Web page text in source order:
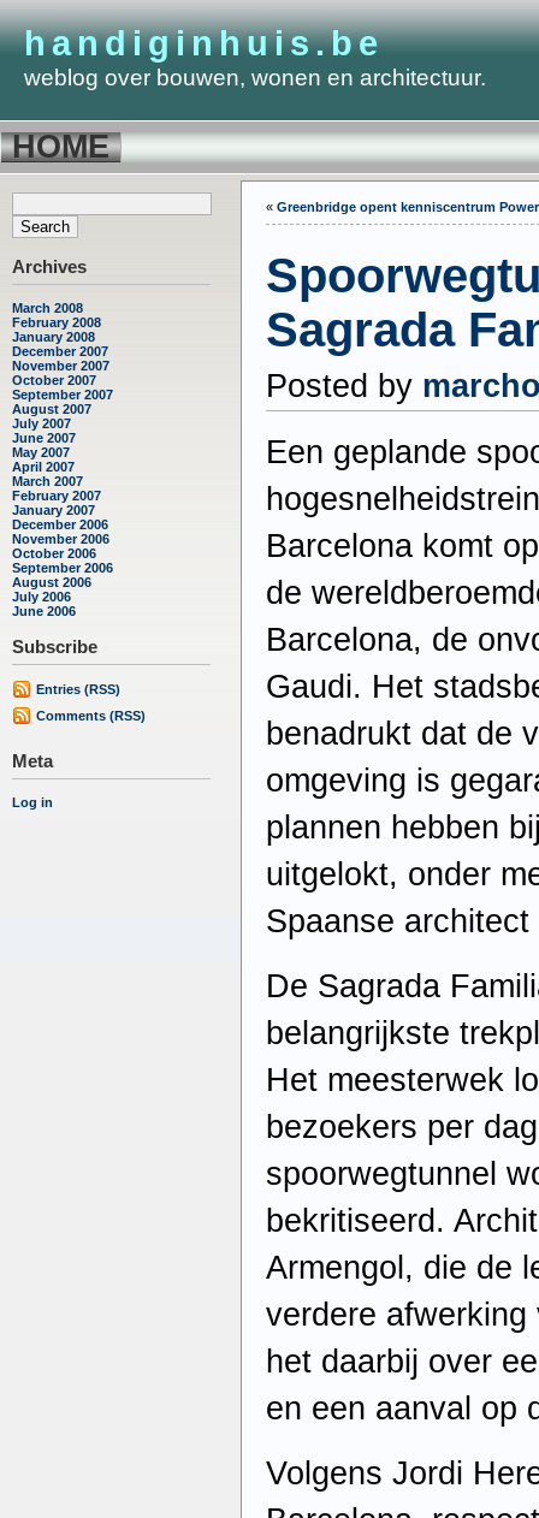
handiginhuis.be
weblog over bouwen, wonen en architectuur.
HOME
Archives
March 2008
February 2008
January 2008
December 2007
November 2007
October 2007
September 2007
August 2007
July 2007
June 2007
May 2007
April 2007
March 2007
February 2007
January 2007
December 2006
November 2006
October 2006
September 2006
August 2006
July 2006
June 2006
Subscribe
Entries (RSS)
Comments (RSS)
Meta
Log in
« Greenbridge opent kenniscentrum
Sagrada
Posted by
Een geplande
Barcelona komt
de
Barcelona, de
Gaudi. Het
benadrukt dat de
omgeving is
plannen hebben
uitgelokt, onder
Spaanse
De Sagrada
belangrijkste
Het meesterwek
bezoekers per
spoorwegtunnel
bekritiseerd.
Armengol, die de
verdere
het daarbij over
en een aanval op
Volgens Jordi